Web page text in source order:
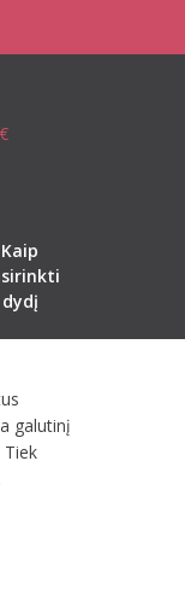
€
Kaip
dydį
galutinį